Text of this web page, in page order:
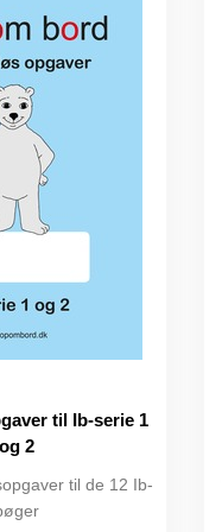
til Ib-serie 1
og 2
til de 12 Ib-